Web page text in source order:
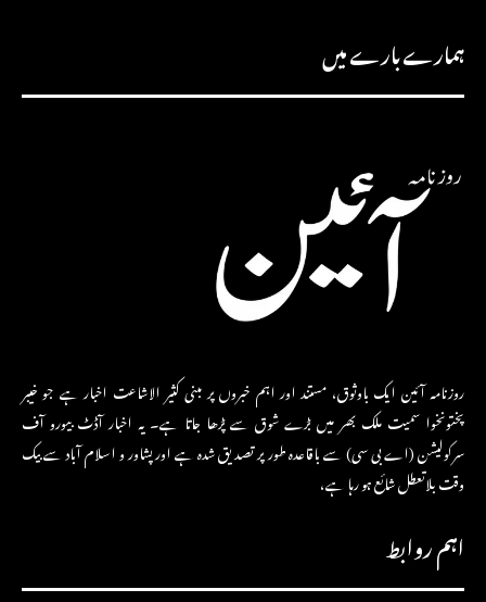
ہمارے بارے میں
روزنامہ آئین ایک باوثوق، مستند اور اہم خبروں پر مبنی کثیر الاشاعت اخبار ہے جو خیبر
پختونخوا سمیت ملک بھر میں بڑے شوق سے پڑھا جاتا ہے۔ یہ اخبار آڈٹ بیورو آف
سرکولیشن (اے بی سی) سے باقاعدہ طور پر تصدیق شدہ ہے اور پشاور و اسلام آباد سے بیک
وقت بلاتعطل شائع ہو رہا ہے،
اہم روابط